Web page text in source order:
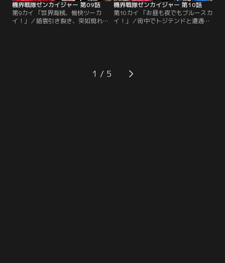
機界戦隊ゼンカイジャー 第09話
第9カイ 「世界海賊、愉快ツーカ
イ！」／暗雲引き裂き、突如現れた
陸！今回彼らが狙うお宝は、宇宙最
高の柏餅。至高のカシワモチ、必ず
機界戦隊ゼンカイジャー 第10話
第10カイ 「お昼も夜でもブルースカ
イ！」／街中でトジテンドと遭遇し
たツーカイ一家ご一行。介人との約
の根城、空飛ぶ戦艦に乗り込んだ。
ゼンカイジャーと界賊一家、微妙～
1